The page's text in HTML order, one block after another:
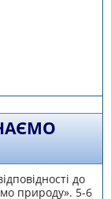
і Всесвіт"
до
природу». 5-6